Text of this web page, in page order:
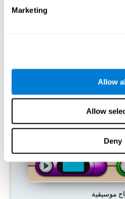
Marketing
Allow
Allow
Deny
لم يتم استخدام القدرة المعرفية
لهذا النمط من التنشيط
موسيقية